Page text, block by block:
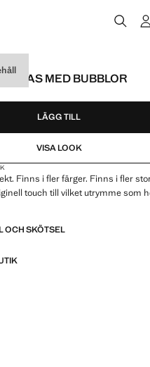
MED BUBBLOR
[149 kr ]
LÄGG TILL
VISA LOOK
Finns i fler färger. Finns i fler
touch till vilket utrymme som
OCH SKÖTSEL